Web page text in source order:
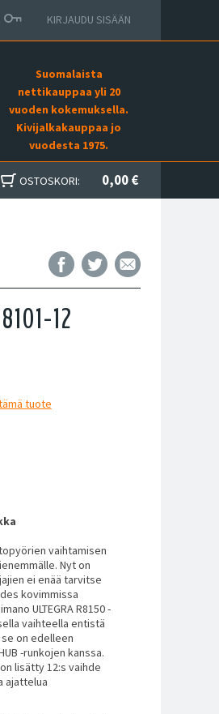
KIRJAUDU SISÄÄN
Suomalaista
nettikauppaa yli 20
vuoden kokemuksella.
Kivijalkakauppaa jo
vuodesta 1975.
OSTOSKORI: 0,00 €
12
tuote
vaihtamisen
Nyt on
ei enää tarvitse
kovimmissa
ULTEGRA R8150 -
vaihteella entistä
on edelleen
-runkojen kanssa.
on lisätty 12:s vaihde
ajattelua